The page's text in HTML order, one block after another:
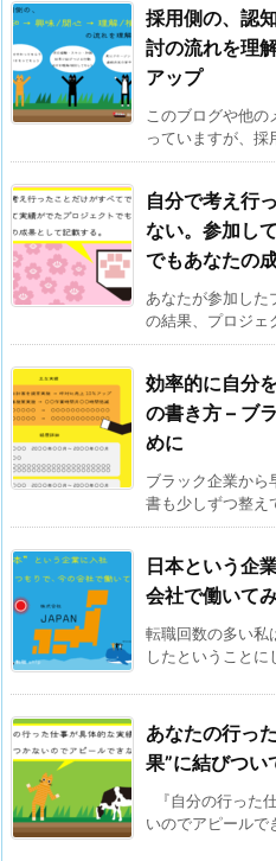
採用側の、認
討の流れを理
アップ
このブログや他の
っていますが、
自分で考え行
ない。参加し
でもあなたの
あなたが参加した
の結果、プロジェ
効率的に自分
の書き方 – ブ
めに
ブラック企業から
書も少しずつ整え
日本という企
会社で働いて
転職回数の多い私
したということ
あなたの行っ
果”に結びつい
『自分の行った
いのでアピールで